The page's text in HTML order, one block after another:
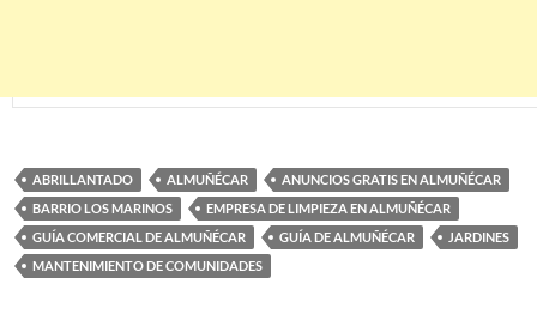
ABRILLANTADO ALMUÑÉCAR
ANUNCIOS GRATIS EN ALMUÑÉCAR
BARRIO LOS MARINOS
EMPRESA DE LIMPIEZA EN ALMUÑÉCAR
GUÍA COMERCIAL DE ALMUÑÉCAR
GUÍA DE ALMUÑÉCAR
JARDINES
MANTENIMIENTO DE COMUNIDADES